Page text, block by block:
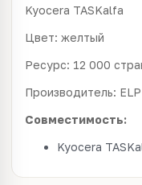
Kyocera TASKalfa
Цвет: желтый
Ресурс: 12 000
Производитель:
Совместимость:
Kyocera